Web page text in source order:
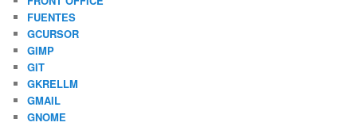
FUENTES
GCURSOR
GIMP
GIT
GKRELLM
GMAIL
GNOME